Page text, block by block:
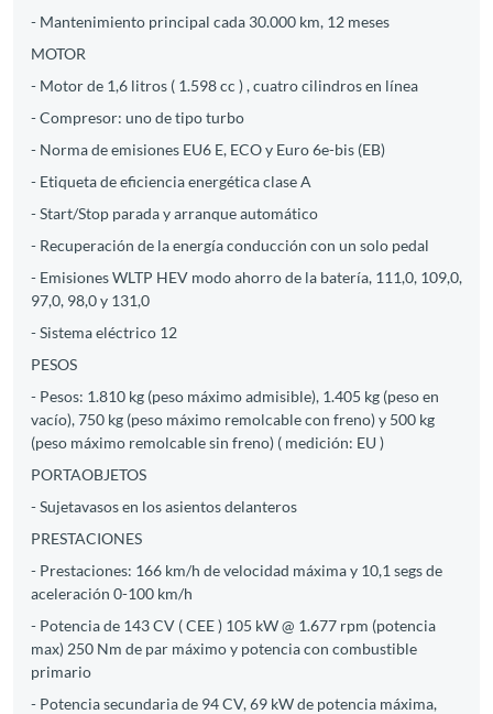
- Mantenimiento principal cada 30.000 km, 12 meses
MOTOR
- Motor de 1,6 litros ( 1.598 cc ) , cuatro cilindros en línea
- Compresor: uno de tipo turbo
- Norma de emisiones EU6 E, ECO y Euro 6e-bis (EB)
- Etiqueta de eficiencia energética clase A
- Start/Stop parada y arranque automático
- Recuperación de la energía conducción con un solo pedal
- Emisiones WLTP HEV modo ahorro de la batería, 111,0, 109,0,
97,0, 98,0 y 131,0
- Sistema eléctrico 12
PESOS
- Pesos: 1.810 kg (peso máximo admisible), 1.405 kg (peso en
vacío), 750 kg (peso máximo remolcable con freno) y 500 kg
(peso máximo remolcable sin freno) ( medición: EU )
PORTAOBJETOS
- Sujetavasos en los asientos delanteros
PRESTACIONES
- Prestaciones: 166 km/h de velocidad máxima y 10,1 segs de
aceleración 0-100 km/h
- Potencia de 143 CV ( CEE ) 105 kW @ 1.677 rpm (potencia
max) 250 Nm de par máximo y potencia con combustible
primario
- Potencia secundaria de 94 CV, 69 kW de potencia máxima,